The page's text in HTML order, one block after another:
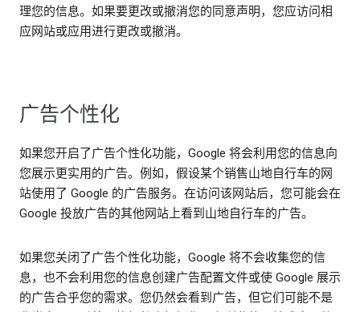
理您的信息。如果要更改或撤消您的同意声明，您应访问相
应网站或应用进行更改或撤消。
广告个性化
如果您开启了广告个性化功能，Google 将会利用您的信息向
您展示更实用的广告。例如，假设某个销售山地自行车的网
站使用了 Google 的广告服务。在访问该网站后，您可能会在
Google 投放广告的其他网站上看到山地自行车的广告。
如果您关闭了广告个性化功能，Google 将不会收集您的信
息，也不会利用您的信息创建广告配置文件或使 Google 展示
的广告合乎您的需求。您仍然会看到广告，但它们可能不是